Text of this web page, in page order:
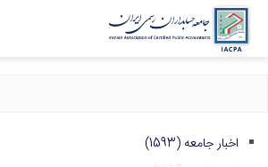
اخبار جامعه (1593)